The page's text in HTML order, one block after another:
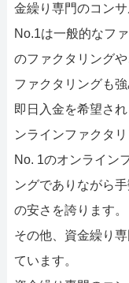
金繰り専門のコンサ
No.1は一般的なフ
のファクタリング
ファクタリングも強
即日入金を希望さ
ンラインファクタリ
No. 1のオンライン
ングでありながら
の安さを誇ります。
その他、資金繰り
ています。